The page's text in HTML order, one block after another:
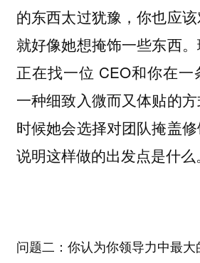
的东西太过犹豫，你也应该
就好像她想掩饰一些东西
正在找一位 CEO和你在一
一种细致入微而又体贴的
时候她会选择对团队掩盖
说明这样做的出发点是什么。
问题二：你认为你领导力中最大